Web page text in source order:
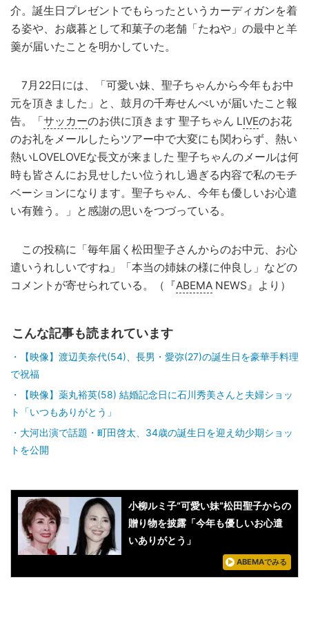
介。誕生日プレゼントでもらったというカーディガンを着
る姿や、お歳暮として和菓子の老舗「たねや」の最中と羊
羹が届いたことを明かしていた。
7月22日には、「可愛い妹、聖子ちゃんから今年もお中
元を頂きました」と、鼓月の千寿せんべいが届いたこと報
告。「サッカーのお供に頂きます 聖子ちゃん LIVEのお花
のお礼をメールしたらツアー中で大変にも関わらず、熱い
熱いLOVELOVEな長文が来ました 聖子ちゃんのメールは何
時も皆さんにお見せしたい位うれし過ぎる内容で私のモチ
ベーションになります。聖子ちゃん、今年も優しいお心遣
い有難う。」と感謝の思いをつづっている。
この投稿に「毎年届く松田聖子さんからのお中元、お心
遣いうれしいですね」「本当の姉妹の様に仲良し」などの
コメントが寄せられている。（『ABEMA NEWS』より）
こんな記事も読まれています
【映像】渡辺美奈代(54)、長男・愛弥(27)の誕生日を豪華手料理
で祝福
【映像】薬丸裕英(58) 結婚記念日に石川秀美さんと夫婦ショッ
ト「いつもありがとう」
大河出演で話題・町田啓太、34歳の誕生日を迎え幼少期ショッ
トを公開
小柳ルミ子“可愛い妹“松田聖子からの
贈り物を披露「今年も優しいお心遣
いありがとう」
ABEMAでみる